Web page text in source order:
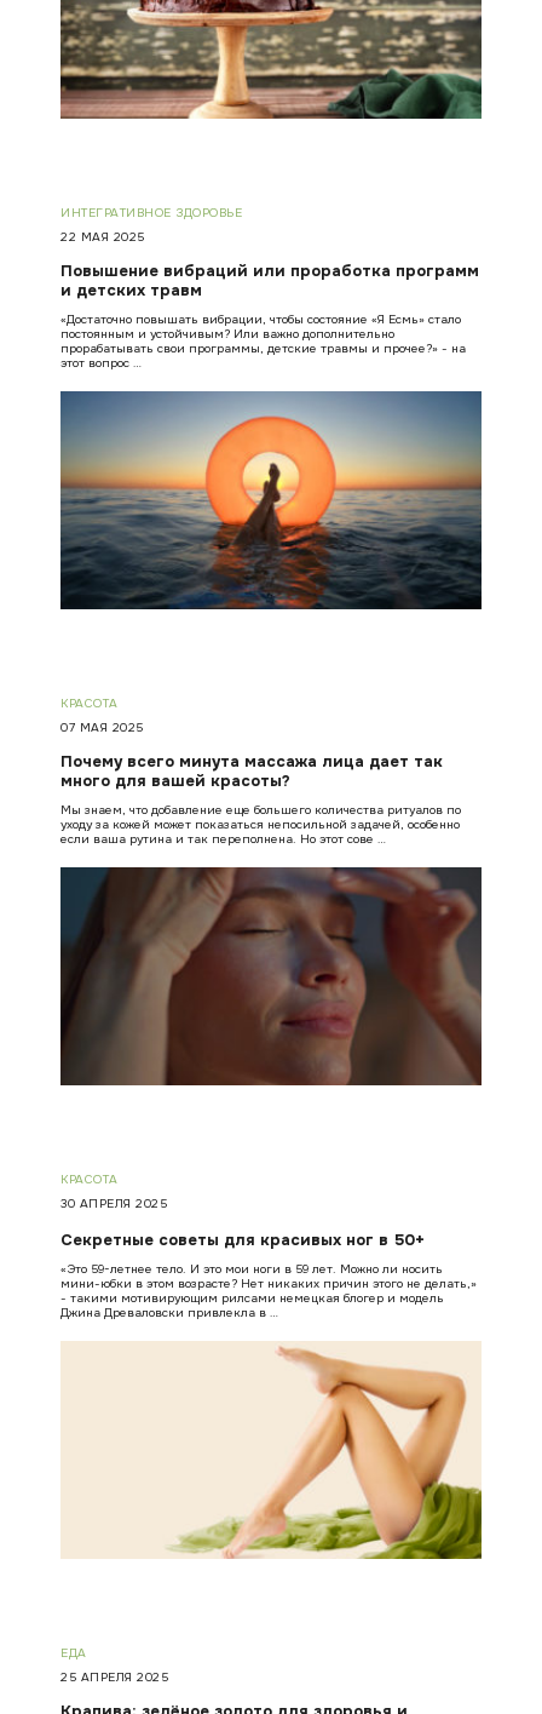
ИНТЕГРАТИВНОЕ ЗДОРОВЬЕ
22 МАЯ 2025
Повышение вибраций или проработка программ
и детских травм
«Достаточно повышать вибрации, чтобы состояние «Я Есмь» стало
постоянным и устойчивым? Или важно дополнительно
прорабатывать свои программы, детские травмы и прочее?» - на
этот вопрос …
КРАСОТА
07 МАЯ 2025
Почему всего минута массажа лица дает так
много для вашей красоты?
Мы знаем, что добавление еще большего количества ритуалов по
уходу за кожей может показаться непосильной задачей, особенно
если ваша рутина и так переполнена. Но этот сове …
КРАСОТА
30 АПРЕЛЯ 2025
Секретные советы для красивых ног в 50+
«Это 59-летнее тело. И это мои ноги в 59 лет. Можно ли носить
мини-юбки в этом возрасте? Нет никаких причин этого не делать,»
- такими мотивирующим рилсами немецкая блогер и модель
Джина Древаловски привлекла в …
ЕДА
25 АПРЕЛЯ 2025